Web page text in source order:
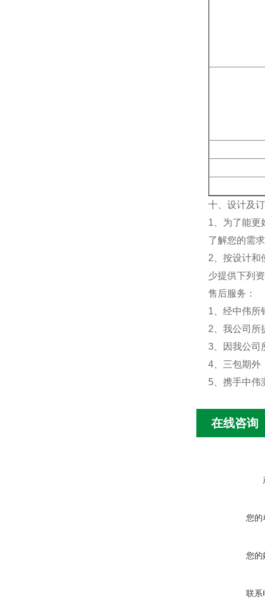
十、设计及
1、为了能更
了解您的需
2、按设计和
少提供下列
售后服务：
1、经中伟所
2、我公司所
3、因我公司
4、三包期外
5、携手中伟
在线咨询
您的
您的
联系